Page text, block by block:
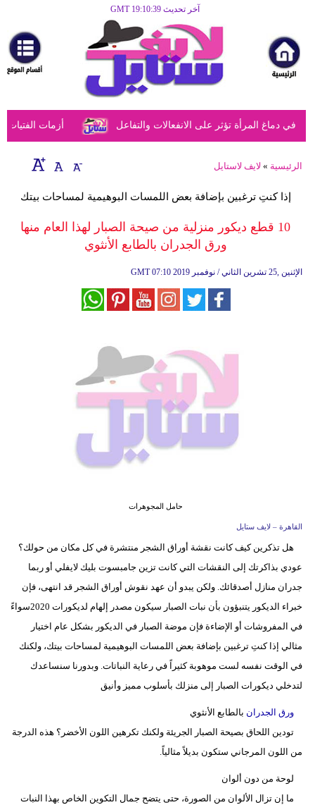
آخر تحديث GMT 19:10:39
مرأة
أزياء
أزياء
إسلامية
ديكور
صحة
أزمات الفتيات المرأة تؤثر على الانفعالات والتفاعل
الرئيسية » لايف لاستايل
إذا كنتِ ترغبين بإضافة بعض اللمسات البوهيمية لمساحات بيتك
10 قطع ديكور منزلية من صيحة الصبار لهذا العام منها
ورق الجدران بالطابع الأنثوي
GMT 07:10 2019 الإثنين ,25 تشرين الثاني / نوفمبر
حامل المجوهرات
القاهرة – لايف ستايل
هل تذكرين كيف كانت نقشة أوراق الشجر منتشرة في كل مكان من حولك؟
عودي بذاكرتك إلى النقشات التي كانت تزين جامبسوت بليك لايفلي أو ربما
جدران منازل أصدقائك. ولكن يبدو أن عهد نقوش أوراق الشجر قد انتهى، فإن
خبراء الديكور يتنبؤون بأن نبات الصبار سيكون مصدر إلهام لديكورات 2020سواءً
في المفروشات أو الإضاءة فإن موضة الصبار في الديكور بشكل عام اختيار
مثالي إذا كنتِ ترغبين بإضافة بعض اللمسات البوهيمية لمساحات بيتك، ولكنك
في الوقت نفسه لست موهوبة كثيراً في رعاية النباتات. وبدورنا سنساعدك
لتدخلي ديكورات الصبار إلى منزلك بأسلوب مميز وأنيق
ورق الجدران بالطابع الأنثوي
تودين اللحاق بصيحة الصبار الجريئة ولكنك تكرهين اللون الأخضر؟ هذه الدرجة
من اللون المرجاني ستكون بديلاً مثالياً.
لوحة من دون ألوان
ما إن تزال الألوان من الصورة، حتى يتضح جمال التكوين الخاص بهذا النبات